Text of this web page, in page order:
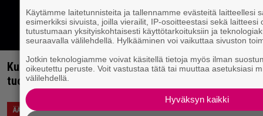
Tiesitkö? Terminator 2:ssa soi GNR:n You Could Be
ehdolla eräs toinen biisi
Kuinka käy, kun St. Vincent ja Dave Grohl tarttuvat
tuotantoon? Kuunnellaanpa tästä
ÄÄNTÄ 22.7.2022 20:58 Anssi Eriksson
Käytämme laitetunnisteita ja tallennamme evästeitä laitteellesi
esimerkiksi sivuista, joilla vierailit, IP-osoitteestasi sekä laitteesi
tutustumaan yksityiskohtaisesti käyttötarkoituksiin ja
seuraavalla välilehdellä. Hylkääminen voi vaikuttaa sivuston
Jotkin teknologiamme voivat käsitellä tietoja myös ilman
oikeutettu peruste. Voit vastustaa tätä tai muuttaa asetuksiasi
välilehdellä.
Hyväksyn kaikki